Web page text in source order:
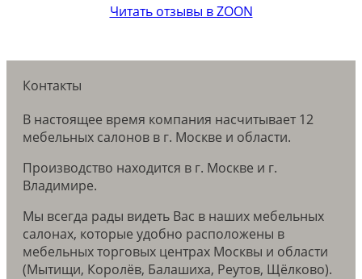
Читать отзывы в ZOON
Контакты
В настоящее время компания насчитывает 12
мебельных салонов в г. Москве и области.
Производство находится в г. Москве и г.
Владимире.
Мы всегда рады видеть Вас в наших мебельных
салонах, которые удобно расположены в
мебельных торговых центрах Москвы и области
(Мытищи, Королёв, Балашиха, Реутов, Щёлково).